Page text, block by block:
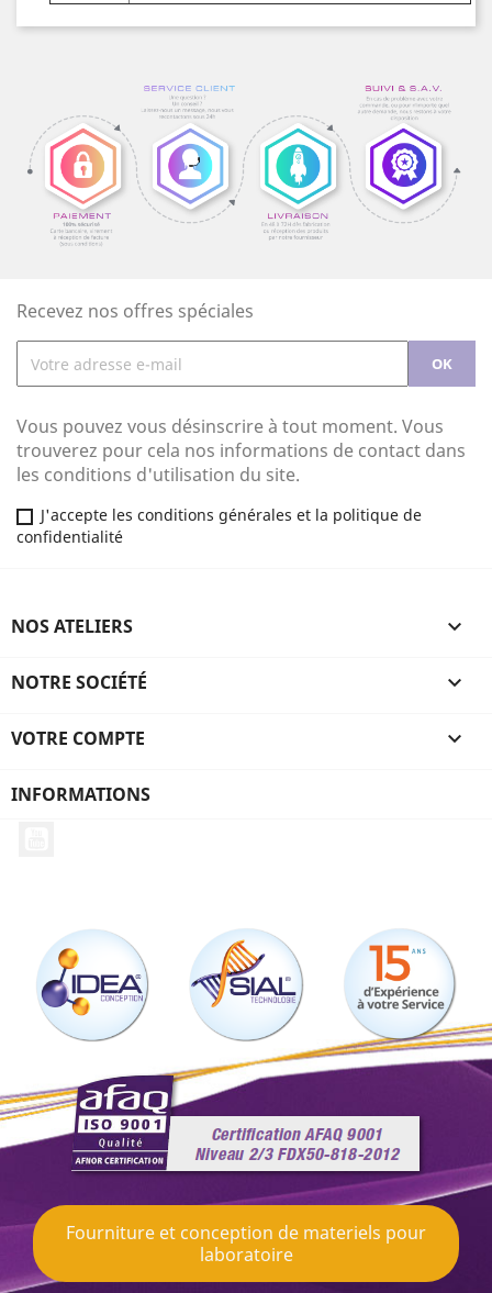
Recevez nos offres spéciales
Vous pouvez vous désinscrire à tout moment. Vous
trouverez pour cela nos informations de contact dans
les conditions d'utilisation du site.
J'accepte les conditions générales et la politique de
confidentialité
NOS ATELIERS 
NOTRE SOCIÉTÉ 
VOTRE COMPTE 
INFORMATIONS
Fourniture et conception de materiels pour
laboratoire